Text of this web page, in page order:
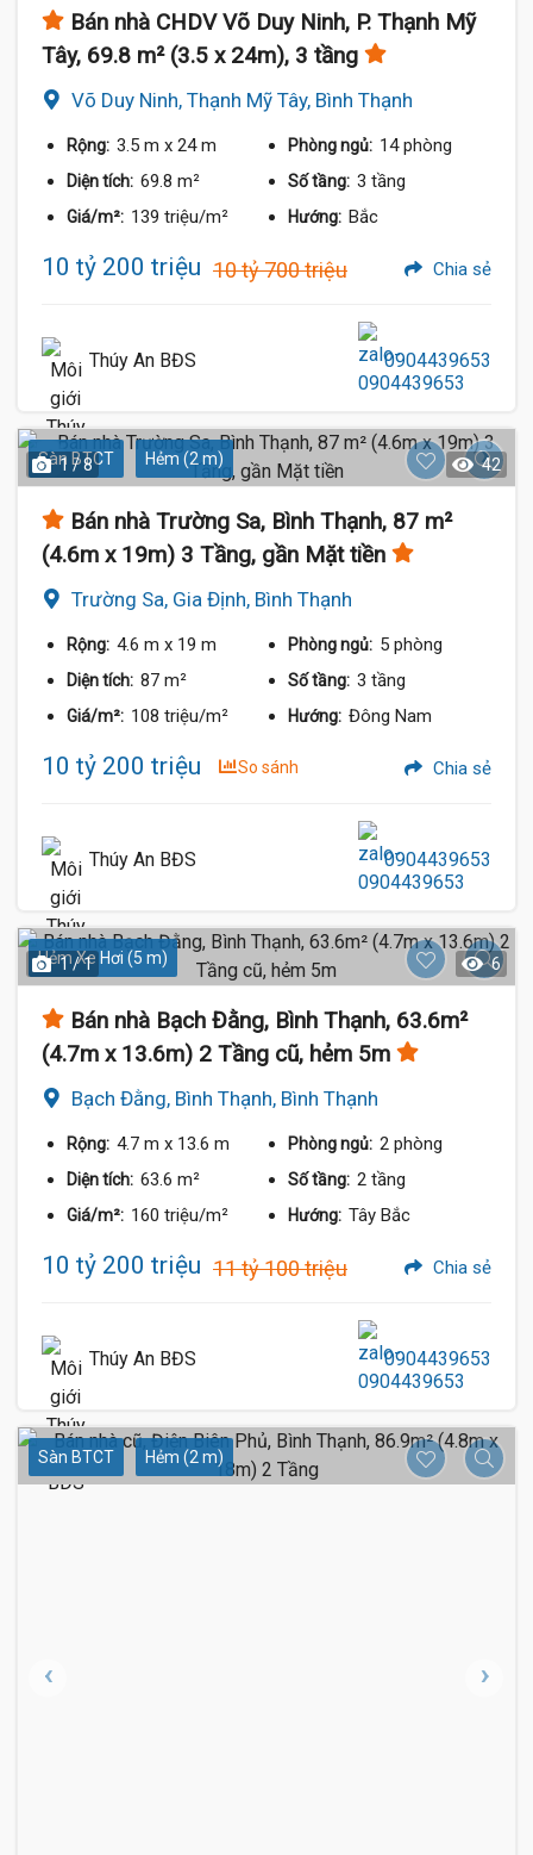
Bán nhà CHDV Võ Duy Ninh, P. Thạnh Mỹ
Tây, 69.8 m² (3.5 x 24m), 3 tầng
Võ Duy Ninh, Thạnh Mỹ Tây, Bình Thạnh
Rộng: 3.5 m x 24 m Phòng ngủ: 14 phòng
Diện tích: 69.8 m² Số tầng: 3 tầng
Giá/m²: 139 triệu/m² Hướng: Bắc
10 tỷ 200 triệu 10 tỷ 700 triệu Chia sẻ
Thúy An BĐS 0904439653
Sàn BTCT Hẻm (2 m)
1 / 8 42
Bán nhà Trường Sa, Bình Thạnh, 87 m²
(4.6m x 19m) 3 Tầng, gần Mặt tiền
Trường Sa, Gia Định, Bình Thạnh
Rộng: 4.6 m x 19 m Phòng ngủ: 5 phòng
Diện tích: 87 m² Số tầng: 3 tầng
Giá/m²: 108 triệu/m² Hướng: Đông Nam
10 tỷ 200 triệu So sánh Chia sẻ
Thúy An BĐS 0904439653
Hẻm Xe Hơi (5 m)
1 / 1 6
Bán nhà Bạch Đằng, Bình Thạnh, 63.6m²
(4.7m x 13.6m) 2 Tầng cũ, hẻm 5m
Bạch Đằng, Bình Thạnh, Bình Thạnh
Rộng: 4.7 m x 13.6 m Phòng ngủ: 2 phòng
Diện tích: 63.6 m² Số tầng: 2 tầng
Giá/m²: 160 triệu/m² Hướng: Tây Bắc
10 tỷ 200 triệu 11 tỷ 100 triệu Chia sẻ
Thúy An BĐS 0904439653
Sàn BTCT Hẻm (2 m)